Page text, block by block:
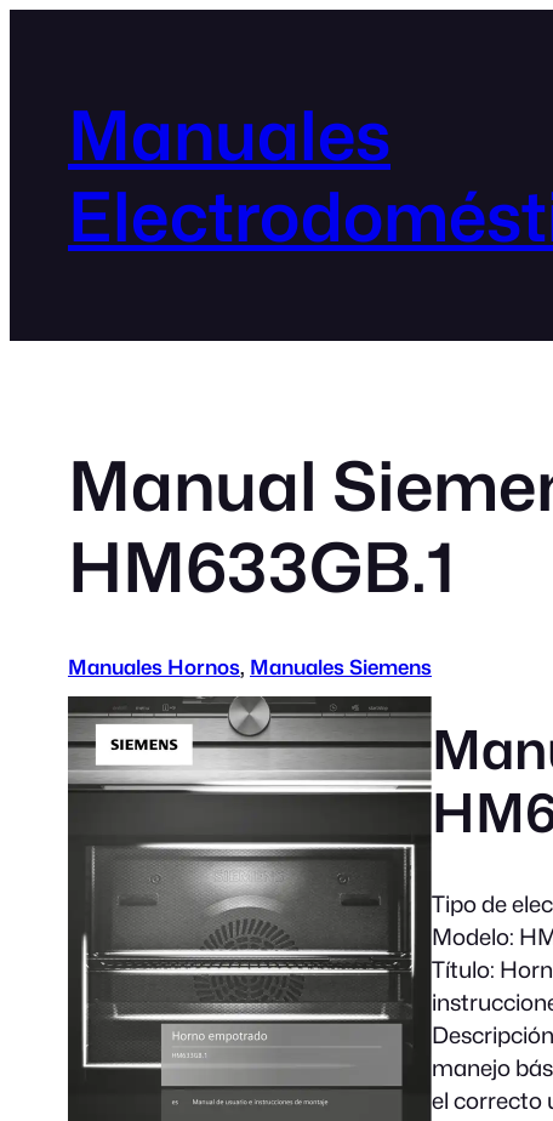
Manuales
Manual
HM633GB.1
Manuales Hornos, Manuales Siemens
Tipo de
Modelo:
Título:
manejo
el correcto